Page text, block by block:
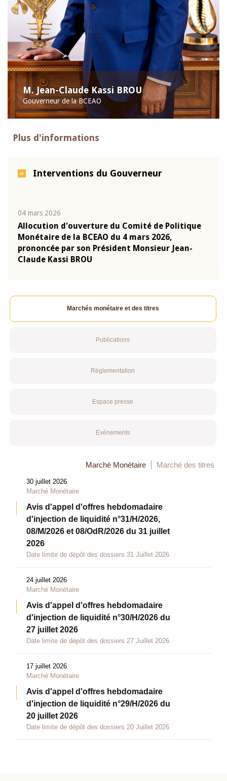
M. Jean-Claude Kassi BROU
Gouverneur de la BCEAO
Plus d'informations
Interventions du Gouverneur
04 mars 2026
Allocution d'ouverture du Comité de Politique
Monétaire de la BCEAO du 4 mars 2026,
prononcée par son Président Monsieur Jean-
Claude Kassi BROU
Marchés monétaire et des titres
Publications
Réglementation
Espace presse
Evénements
Marché Monétaire Marché des titres
30 juillet 2026
Marché Monétaire
Avis d'appel d'offres hebdomadaire
d'injection de liquidité n°31/H/2026,
08/M/2026 et 08/OdR/2026 du 31 juillet
2026
Date limite de dépôt des dossiers 31 Juillet 2026
24 juillet 2026
Marché Monétaire
Avis d'appel d'offres hebdomadaire
d'injection de liquidité n°30/H/2026 du
27 juillet 2026
Date limite de dépôt des dossiers 27 Juillet 2026
17 juillet 2026
Marché Monétaire
Avis d'appel d'offres hebdomadaire
d'injection de liquidité n°29/H/2026 du
20 juillet 2026
Date limite de dépôt des dossiers 20 Juillet 2026